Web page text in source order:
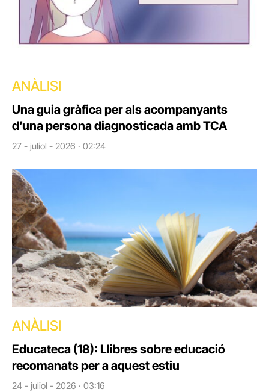
ANÀLISI
Una guia gràfica per als acompanyants
d’una persona diagnosticada amb TCA
27 - juliol - 2026 · 02:24
ANÀLISI
Educateca (18): Llibres sobre educació
recomanats per a aquest estiu
24 - juliol - 2026 · 03:16